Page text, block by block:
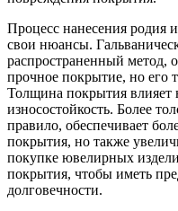
Процесс нанесения родия
свои нюансы.
распространенный метод,
прочное покрытие, но его
Толщина покрытия влияет
износостойкость. Более
правило, обеспечивает
покрытия, но также
покупке ювелирных
покрытия, чтобы иметь
долговечности.